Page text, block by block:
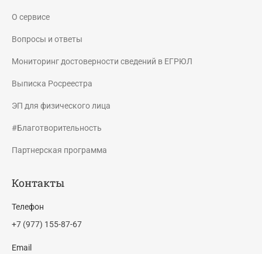
О сервисе
Вопросы и ответы
Мониторинг достоверности сведений в ЕГРЮЛ
Выписка Росреестра
ЭП для физического лица
#Благотворительность
Партнерская программа
Контакты
Телефон
+7 (977) 155-87-67
Email